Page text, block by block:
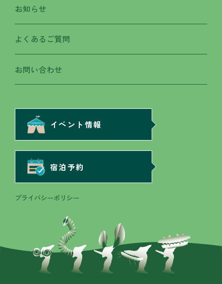
お知らせ
よくあるご質問
お問い合わせ
イベント情報
宿泊予約
プライバシーポリシー